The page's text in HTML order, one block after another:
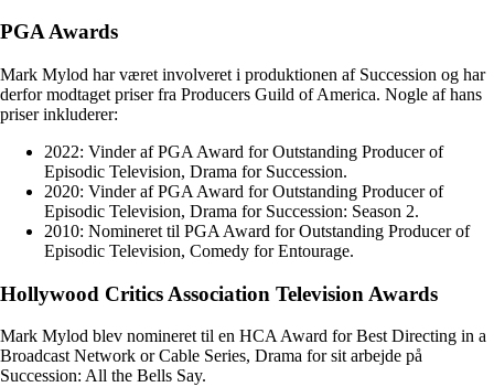
PGA Awards
Mark Mylod har været involveret i produktionen af Succession og har
derfor modtaget priser fra Producers Guild of America. Nogle af hans
priser inkluderer:
2022: Vinder af PGA Award for Outstanding Producer of
Episodic Television, Drama for Succession.
2020: Vinder af PGA Award for Outstanding Producer of
Episodic Television, Drama for Succession: Season 2.
2010: Nomineret til PGA Award for Outstanding Producer of
Episodic Television, Comedy for Entourage.
Hollywood Critics Association Television Awards
Mark Mylod blev nomineret til en HCA Award for Best Directing in a
Broadcast Network or Cable Series, Drama for sit arbejde på
Succession: All the Bells Say.